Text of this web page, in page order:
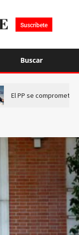
Suscríbete
Buscar
El PP se compromete